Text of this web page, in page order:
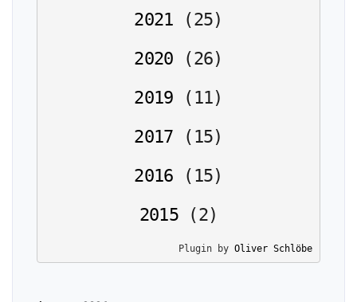
2021
(25)
2020
(26)
2019
( 11)
2017
( 15)
2016
( 15)
2015
(2)
Plugin by Oliver Schlöbe